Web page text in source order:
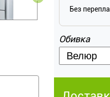
Без
Обивка